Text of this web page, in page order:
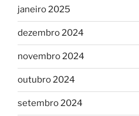
janeiro 2025
dezembro 2024
novembro 2024
outubro 2024
setembro 2024